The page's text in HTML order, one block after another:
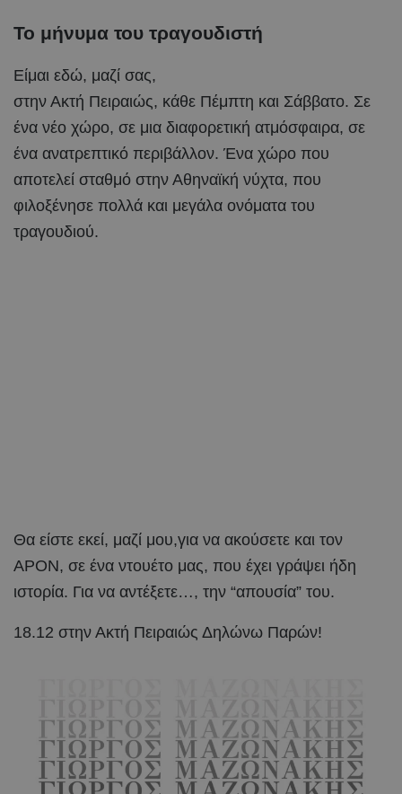
Το μήνυμα του τραγουδιστή
Είμαι εδώ, μαζί σας,
στην Ακτή Πειραιώς, κάθε Πέμπτη και Σάββατο. Σε
ένα νέο χώρο, σε μια διαφορετική ατμόσφαιρα, σε
ένα ανατρεπτικό περιβάλλον. Ένα χώρο που
αποτελεί σταθμό στην Αθηναϊκή νύχτα, που
φιλοξένησε πολλά και μεγάλα ονόματα του
τραγουδιού.
Θα είστε εκεί, μαζί μου,για να ακούσετε και τον
APON, σε ένα ντουέτο μας, που έχει γράψει ήδη
ιστορία. Για να αντέξετε…, την “απουσία” του.
18.12 στην Ακτή Πειραιώς Δηλώνω Παρών!